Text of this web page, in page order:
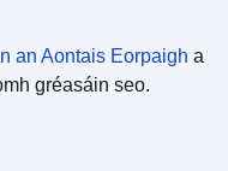
an Aontais Eorpaigh a
gréasáin seo.